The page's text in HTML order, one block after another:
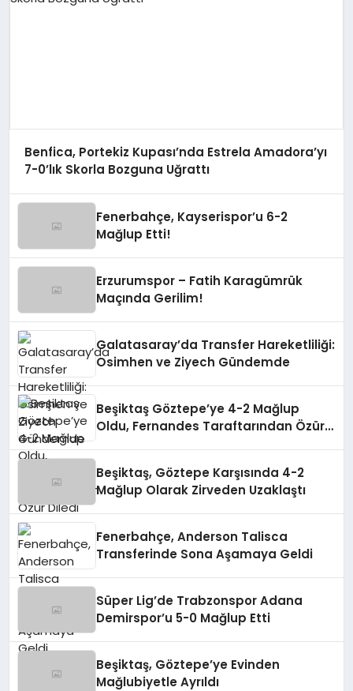
Benfica, Portekiz Kupası’nda Estrela Amadora’yı
7-0’lık Skorla Bozguna Uğrattı
Fenerbahçe, Kayserispor’u 6-2
Mağlup Etti!
Erzurumspor – Fatih Karagümrük
Maçında Gerilim!
Galatasaray’da Transfer Hareketliliği:
Osimhen ve Ziyech Gündemde
Beşiktaş Göztepe’ye 4-2 Mağlup
Oldu, Fernandes Taraftarından Özür
Beşiktaş, Göztepe Karşısında 4-2
Mağlup Olarak Zirveden Uzaklaştı
Fenerbahçe, Anderson Talisca
Transferinde Sona Aşamaya Geldi
Süper Lig’de Trabzonspor Adana
Demirspor’u 5-0 Mağlup Etti
Beşiktaş, Göztepe’ye Evinden
Mağlubiyetle Ayrıldı